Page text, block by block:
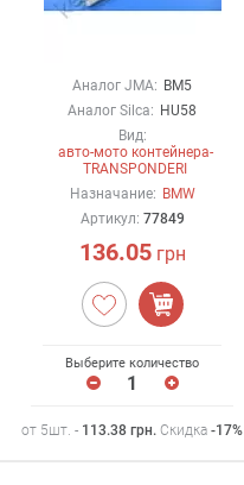
Аналог JMA: BM5
Аналог Silca: HU58
Вид:
авто-мото контейнера-
TRANSPONDERI
Назначание: BMW
Артикул: 77849
136.05грн
Выберите количество
от 5шт. - 113.38 грн. Скидка -17%